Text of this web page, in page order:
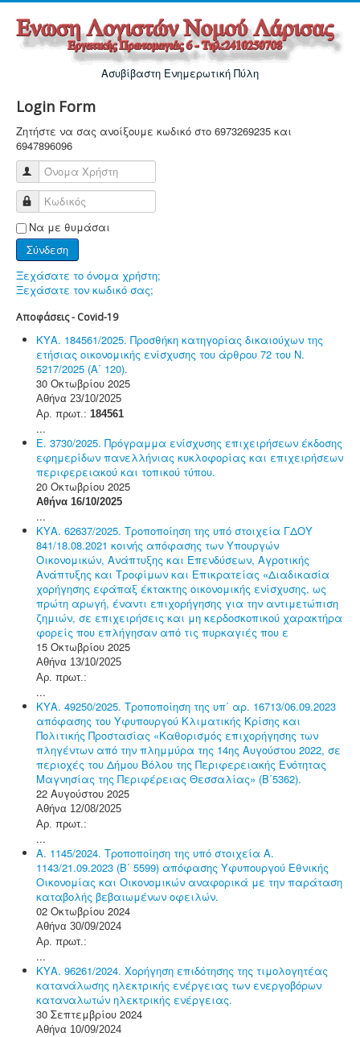
Ασυβίβαστη Ενημερωτική Πύλη
Login Form
Ζητήστε να σας ανοίξουμε κωδικό στο 6973269235 και
6947896096
Όνομα Χρήστη
Κωδικός
Να με θυμάσαι
Σύνδεση
Ξεχάσατε το όνομα χρήστη;
Ξεχάσατε τον κωδικό σας;
Αποφάσεις - Covid-19
ΚΥΑ. 184561/2025. Προσθήκη κατηγορίας δικαιούχων της
ετήσιας οικονομικής ενίσχυσης του άρθρου 72 του Ν.
5217/2025 (Α΄ 120).
30 Οκτωβρίου 2025
Αθήνα 23/10/2025
Αρ. πρωτ.: 184561
...
Ε. 3730/2025. Πρόγραμμα ενίσχυσης επιχειρήσεων έκδοσης
εφημερίδων πανελλήνιας κυκλοφορίας και επιχειρήσεων
περιφερειακού και τοπικού τύπου.
20 Οκτωβρίου 2025
Αθήνα 16/10/2025
...
ΚΥΑ. 62637/2025. Τροποποίηση της υπό στοιχεία ΓΔΟΥ
841/18.08.2021 κοινής απόφασης των Υπουργών
Οικονομικών, Ανάπτυξης και Επενδύσεων, Αγροτικής
Ανάπτυξης και Τροφίμων και Επικρατείας «Διαδικασία
χορήγησης εφάπαξ έκτακτης οικονομικής ενίσχυσης, ως
πρώτη αρωγή, έναντι επιχορήγησης για την αντιμετώπιση
ζημιών, σε επιχειρήσεις και μη κερδοσκοπικού χαρακτήρα
φορείς που επλήγησαν από τις πυρκαγιές που ε
15 Οκτωβρίου 2025
Αθήνα 13/10/2025
Αρ. πρωτ.:
...
ΚΥΑ. 49250/2025. Τροποποίηση της υπ΄ αρ. 16713/06.09.2023
απόφασης του Υφυπουργού Κλιματικής Κρίσης και
Πολιτικής Προστασίας «Καθορισμός επιχορήγησης των
πληγέντων από την πλημμύρα της 14ης Αυγούστου 2022, σε
περιοχές του Δήμου Βόλου της Περιφερειακής Ενότητας
Μαγνησίας της Περιφέρειας Θεσσαλίας» (Β΄5362).
22 Αυγούστου 2025
Αθήνα 12/08/2025
Αρ. πρωτ.:
...
Α. 1145/2024. Τροποποίηση της υπό στοιχεία Α.
1143/21.09.2023 (Β΄ 5599) απόφασης Υφυπουργού Εθνικής
Οικονομίας και Οικονομικών αναφορικά με την παράταση
καταβολής βεβαιωμένων οφειλών.
02 Οκτωβρίου 2024
Αθήνα 30/09/2024
Αρ. πρωτ.:
...
ΚΥΑ. 96261/2024. Χορήγηση επιδότησης της τιμολογητέας
κατανάλωσης ηλεκτρικής ενέργειας των ενεργοβόρων
καταναλωτών ηλεκτρικής ενέργειας.
30 Σεπτεμβρίου 2024
Αθήνα 10/09/2024